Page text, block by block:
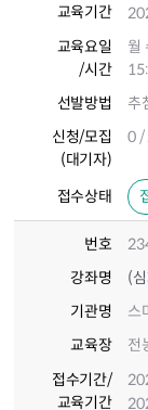
교육기간
교육요일
/시간
월
선발방법
추
신청/모집
(대기자)
접수상태
번호
강좌명
(
기관명
스
교육장
전
접수기간/
교육기간